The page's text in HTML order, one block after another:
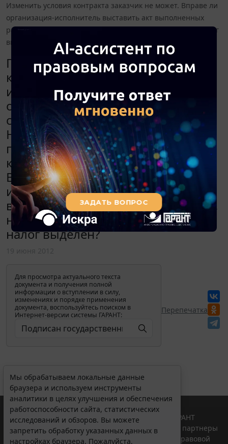
Изменить условия контракта заказчик не может. Вправе ли
организация-исполнитель выставить акт выполненных
работ без учета НДС, несмотря на то, что в контракте налог
выделен?
Подписан государственный
контракт на выполнение работ,
информация о нем размещена на
официальном сайте. В контракте
стоимость работ указана с учетом
НДС. Организация-исполнитель
применяет УСН. Изменить условия
контракта заказчик не может.
Вправе ли организация-
исполнитель выставить акт
выполненных работ без учета НДС,
несмотря на то, что в контракте
налог выделен?
Для просмотра актуального текста
документа и получения полной
информации о вступлении в силу,
изменениях и порядке применения
документа, воспользуйтесь поиском в
Интернет-версии системы ГАРАНТ:
Перепечатка
Мы обрабатываем локальные данные
браузера и используем инструменты
аналитики в целях улучшения и обеспечения
работоспособности сайта, статистических
ознакомьтесь с условиями их обработки
Принять
Erid: 4CQwVszH9pWwojUA9Q3 Реклама
© ООО "НПП "ГАРАНТ-СЕРВИС", 2026. Система ГАРАНТ
выпускается с 1990 года. Компания "Гарант" и ее партнеры
являются участниками Российской ассоциации правовой